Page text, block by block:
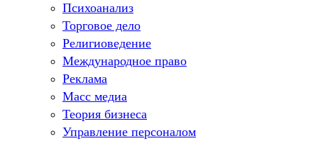
Психоанализ
Торговое дело
Религиоведение
Международное право
Реклама
Масс медиа
Теория бизнеса
Управление персоналом